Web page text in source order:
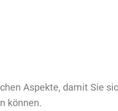
Aspekte, damit Sie
können.